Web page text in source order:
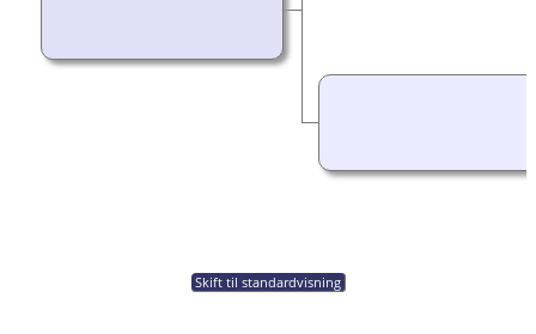
Skift til standardvisning